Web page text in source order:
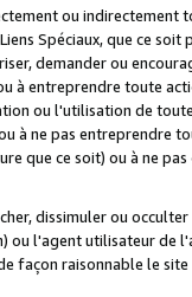
ou
Spéciaux, que ce
demander ou
entreprendre toute
ou l'utilisation de
à ne pas entreprendre
que ce soit) ou à ne
dissimuler ou
ou l'agent utilisateur
façon raisonnable le